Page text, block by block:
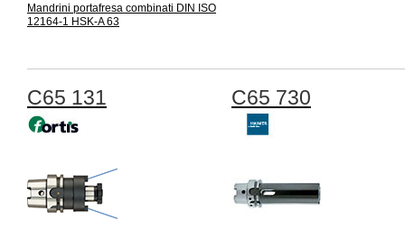
Mandrini portafresa combinati DIN ISO
12164-1 HSK-A 63
C65 131 C65 730